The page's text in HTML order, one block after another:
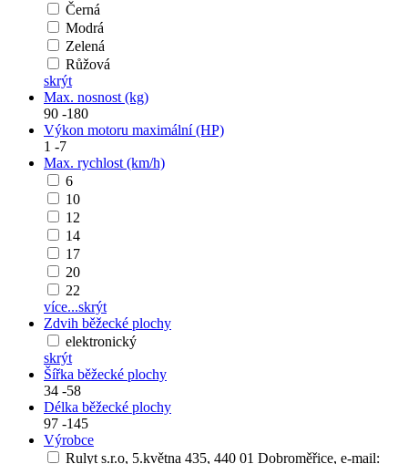
Černá
Modrá
Zelená
Růžová
skrýt
Max. nosnost (kg)
90 -180
Výkon motoru maximální (HP)
1 -7
Max. rychlost (km/h)
6
10
12
14
17
20
22
více...skrýt
Zdvih běžecké plochy
elektronický
skrýt
Šířka běžecké plochy
34 -58
Délka běžecké plochy
97 -145
Výrobce
Rulyt s.r.o, 5.května 435, 440 01 Dobroměřice, e-mail: